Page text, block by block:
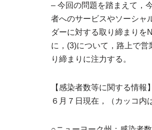
– 今回の問題を踏まえて，
者へのサービスやソーシャ
ダーに対する取り締まりを
に，(3)について，路上で
り締まりに注力する。
【感染者数等に関する情報】
６月７日現在，（カッコ内